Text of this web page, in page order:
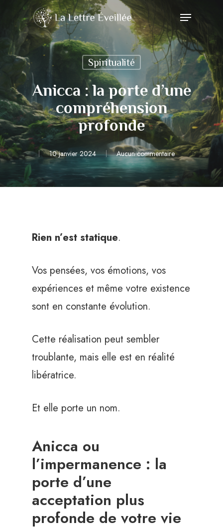
main
content
Menu
Spiritualité
Anicca : la porte d’une
compréhension
profonde
10 janvier 2024 Aucun commentaire
Rien n’est statique.
Vos pensées, vos émotions, vos
expériences et même votre existence
sont en constante évolution.
Cette réalisation peut sembler
troublante, mais elle est en réalité
libératrice.
Et elle porte un nom.
Anicca ou
l’impermanence : la
porte d’une
acceptation plus
profonde de votre vie
Close
Menu